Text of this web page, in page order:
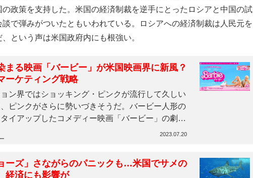
の政策を支持した。米国の経済制裁を逆手にとったロシアと中国の試
談で弾みがついたともいわれている。ロシアへの経済制裁は人民元を
という声は米国政府内にも根強い。
まる映画「バービー」が米国映画界に新風？
ーケティング戦略
ン界ではショッキング・ピンクが流行して久しい
ピンクがさらに勢いづきそうだ。バービー人形の
イアップしたコメディー映画「バービー」の劇
2023.07.20
ーズ」さながらのパニックも…米国でサメの
経済にも影響が